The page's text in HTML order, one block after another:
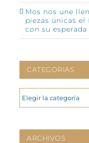
Mos nos une
piezas únicas el
con su
CATEGORIAS
CATEGORIAS
ARCHIVOS